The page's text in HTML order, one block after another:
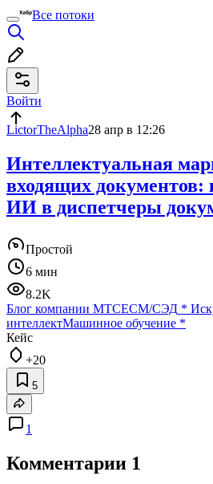
Все потоки
Войти
LictorTheAlpha28 апр в 12:26
Интеллектуальная
входящих
ИИ в диспетчеры
Простой
6 мин
8.2K
Блог компании МТСECM/СЭД *
интеллектМашинное обучение *
Кейс
+20
5
1
Комментарии 1